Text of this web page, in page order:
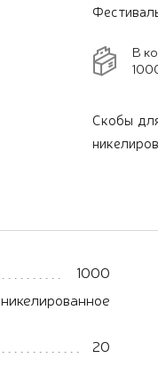
В
Скобы
1000
никелированное
20